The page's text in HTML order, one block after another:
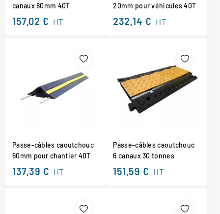
canaux 80mm 40T
157,02 € HT
20mm pour véhicules 40T
232,14 € HT
Passe-câbles caoutchouc
60mm pour chantier 40T
137,39 € HT
Passe-câbles caoutchouc
6 canaux 30 tonnes
151,59 € HT